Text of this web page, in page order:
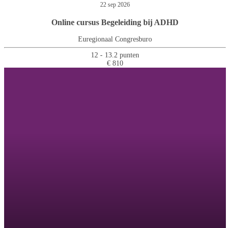
22 sep 2026
Online cursus Begeleiding bij ADHD
Euregionaal Congresburo
12 - 13.2 punten
€ 810